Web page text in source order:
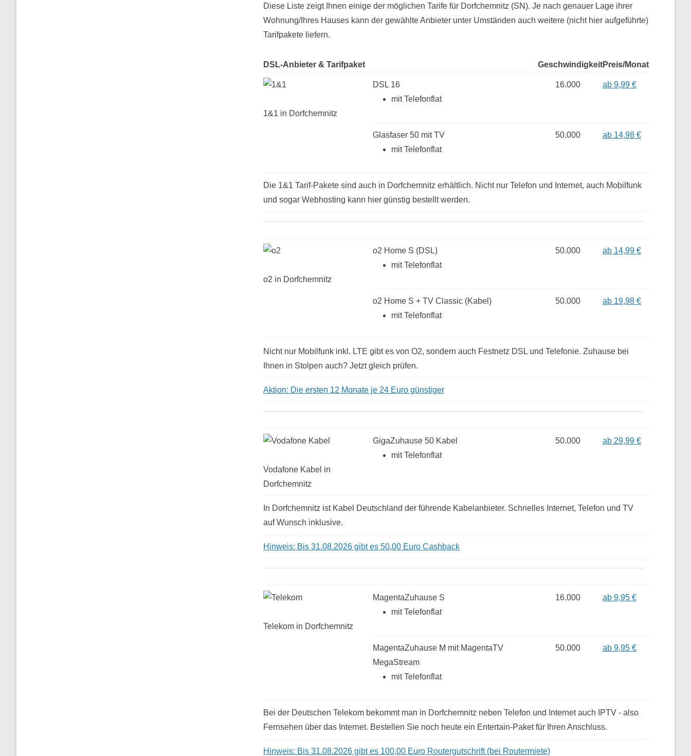
Diese Liste zeigt Ihnen einige der möglichen Tarife für Dorfchemnitz (SN). Je nach genauer Lage ihrer
Wohnung/Ihres Hauses kann der gewählte Anbieter unter Umständen auch weitere (nicht hier aufgeführte)
Tarifpakete liefern.
DSL-Anbieter & Tarifpaket GeschwindigkeitPreis/Monat
1&1 in Dorfchemnitz
DSL 16
mit Telefonflat
16.000 ab 9,99 €
Glasfaser 50 mit TV
mit Telefonflat
50.000 ab 14,98 €
Die 1&1 Tarif-Pakete sind auch in Dorfchemnitz erhältlich. Nicht nur Telefon und Internet, auch Mobilfunk
und sogar Webhosting kann hier günstig bestellt werden.
o2 in Dorfchemnitz
o2 Home S (DSL)
mit Telefonflat
50.000 ab 14,99 €
o2 Home S + TV Classic (Kabel)
mit Telefonflat
50.000 ab 19,98 €
Nicht nur Mobilfunk inkl. LTE gibt es von O2, sondern auch Festnetz DSL und Telefonie. Zuhause bei
Ihnen in Stolpen auch? Jetzt gleich prüfen.
Aktion: Die ersten 12 Monate je 24 Euro günstiger
Vodafone Kabel in
Dorfchemnitz
GigaZuhause 50 Kabel
mit Telefonflat
50.000 ab 29,99 €
In Dorfchemnitz ist Kabel Deutschland der führende Kabelanbieter. Schnelles Internet, Telefon und TV
auf Wunsch inklusive.
Hinweis: Bis 31.08.2026 gibt es 50,00 Euro Cashback
Telekom in Dorfchemnitz
MagentaZuhause S
mit Telefonflat
16.000 ab 9,95 €
MagentaZuhause M mit MagentaTV
MegaStream
mit Telefonflat
50.000 ab 9,95 €
Bei der Deutschen Telekom bekommt man in Dorfchemnitz neben Telefon und Internet auch IPTV - also
Fernsehen über das Internet. Bestellen Sie noch heute ein Entertain-Paket für Ihren Anschluss.
Hinweis: Bis 31.08.2026 gibt es 100,00 Euro Routergutschrift (bei Routermiete)